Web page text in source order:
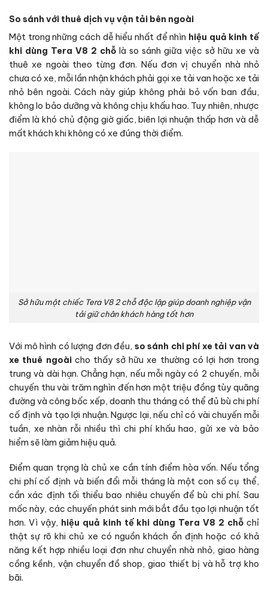
So sánh với thuê dịch vụ vận tải bên ngoài
Một trong những cách dễ hiểu nhất để nhìn hiệu quả kinh tế
khi dùng Tera V8 2 chỗ là so sánh giữa việc sở hữu xe và
thuê xe ngoài theo từng đơn. Nếu đơn vị chuyển nhà nhỏ
chưa có xe, mỗi lần nhận khách phải gọi xe tải van hoặc xe tải
nhỏ bên ngoài. Cách này giúp không phải bỏ vốn ban đầu,
không lo bảo dưỡng và không chịu khấu hao. Tuy nhiên, nhược
điểm là khó chủ động giờ giấc, biên lợi nhuận thấp hơn và dễ
mất khách khi không có xe đúng thời điểm.
Sở hữu một chiếc Tera V8 2 chỗ độc lập giúp doanh nghiệp vận
tải giữ chân khách hàng tốt hơn
Với mô hình có lượng đơn đều, so sánh chi phí xe tải van và
xe thuê ngoàicho thấy sở hữu xe thường có lợi hơn trong
trung và dài hạn. Chẳng hạn, nếu mỗi ngày có 2 chuyến, mỗi
chuyến thu vài trăm nghìn đến hơn một triệu đồng tùy quãng
đường và công bốc xếp, doanh thu tháng có thể đủ bù chi phí
cố định và tạo lợi nhuận. Ngược lại, nếu chỉ có vài chuyến mỗi
tuần, xe nhàn rỗi nhiều thì chi phí khấu hao, gửi xe và bảo
hiểm sẽ làm giảm hiệu quả.
Điểm quan trọng là chủ xe cần tính điểm hòa vốn. Nếu tổng
chi phí cố định và biến đổi mỗi tháng là một con số cụ thể,
cần xác định tối thiểu bao nhiêu chuyến để bù chi phí. Sau
mốc này, các chuyến phát sinh mới bắt đầu tạo lợi nhuận tốt
hơn. Vì vậy, hiệu quả kinh tế khi dùng Tera V8 2 chỗ chỉ
thật sự rõ khi chủ xe có nguồn khách ổn định hoặc có khả
năng kết hợp nhiều loại đơn như chuyển nhà nhỏ, giao hàng
cồng kềnh, vận chuyển đồ shop, giao thiết bị và hỗ trợ kho
bãi.